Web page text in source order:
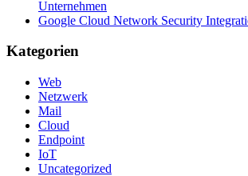
Unternehmen
Google Cloud Network Security
Kategorien
Web
Netzwerk
Mail
Cloud
Endpoint
IoT
Uncategorized